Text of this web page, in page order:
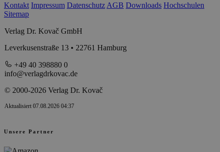
Kontakt Impressum Datenschutz AGB Downloads Hochschulen
Sitemap
Verlag Dr. Kovač GmbH
Leverkusenstraße 13 • 22761 Hamburg
+49 40 398880 0
info@verlagdrkovac.de
© 2000-2026 Verlag Dr. Kovač
Aktualisiert 07.08.2026 04:37
Unsere Partner